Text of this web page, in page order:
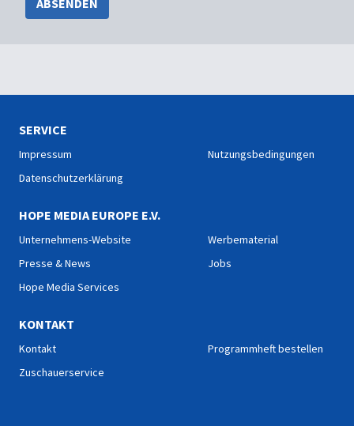
ABSENDEN
SERVICE
Impressum
Datenschutzerklärung
Nutzungsbedingungen
HOPE MEDIA EUROPE E.V.
Unternehmens-Website
Presse & News
Hope Media Services
Werbematerial
Jobs
KONTAKT
Kontakt
Zuschauerservice
Programmheft bestellen